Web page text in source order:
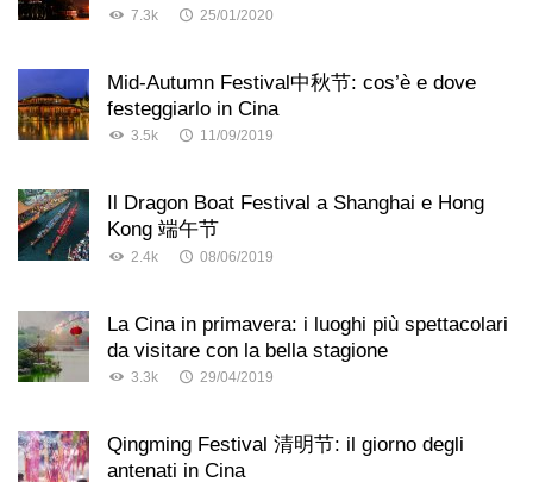
7.3k 25/01/2020
Mid-Autumn Festival中秋节: cos’è e dove
festeggiarlo in Cina
3.5k 11/09/2019
Il Dragon Boat Festival a Shanghai e Hong
Kong 端午节
2.4k 08/06/2019
La Cina in primavera: i luoghi più spettacolari
da visitare con la bella stagione
3.3k 29/04/2019
Qingming Festival 清明节: il giorno degli
antenati in Cina